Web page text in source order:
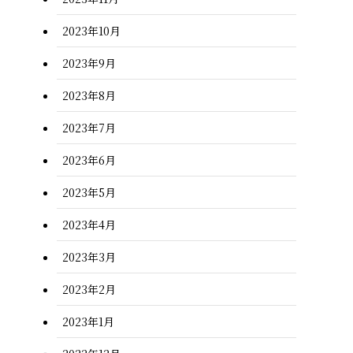
2023年10月
2023年9月
2023年8月
2023年7月
2023年6月
2023年5月
2023年4月
2023年3月
2023年2月
2023年1月